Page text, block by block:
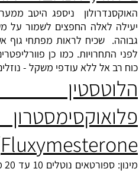
האוקסנדרולון ניספג היטב
יעילה לאלה החפצים לשמור על
גבוהה. שכיח לראות מפתחי גוף
לפני התחרויות. כמו כן
כוח רב אל ללא עודפי משקל -
Fluxymesterone)